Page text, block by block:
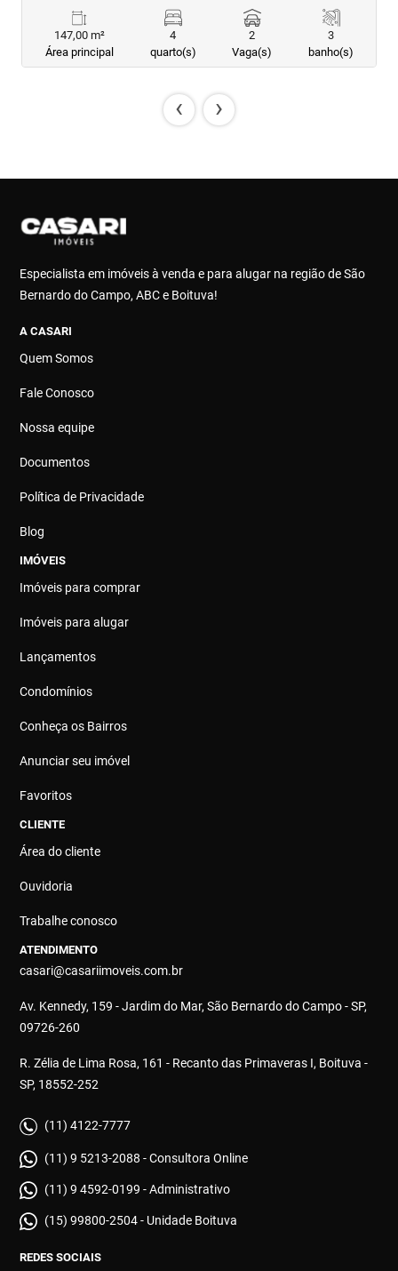
147,00 m²
Área principal
4
quarto(s)
2
Vaga(s)
3
banho(s)
‹ ›
Especialista em imóveis à venda e para alugar na região de São
Bernardo do Campo, ABC e Boituva!
A CASARI
Quem Somos
Fale Conosco
Nossa equipe
Documentos
Política de Privacidade
Blog
IMÓVEIS
Imóveis para comprar
Imóveis para alugar
Lançamentos
Condomínios
Conheça os Bairros
Anunciar seu imóvel
Favoritos
CLIENTE
Área do cliente
Ouvidoria
Trabalhe conosco
ATENDIMENTO
casari@casariimoveis.com.br
Av. Kennedy, 159 - Jardim do Mar, São Bernardo do Campo - SP,
09726-260
R. Zélia de Lima Rosa, 161 - Recanto das Primaveras I, Boituva -
SP, 18552-252
(11) 4122-7777
(11) 9 5213-2088 - Consultora Online
(11) 9 4592-0199 - Administrativo
(15) 99800-2504 - Unidade Boituva
REDES SOCIAIS